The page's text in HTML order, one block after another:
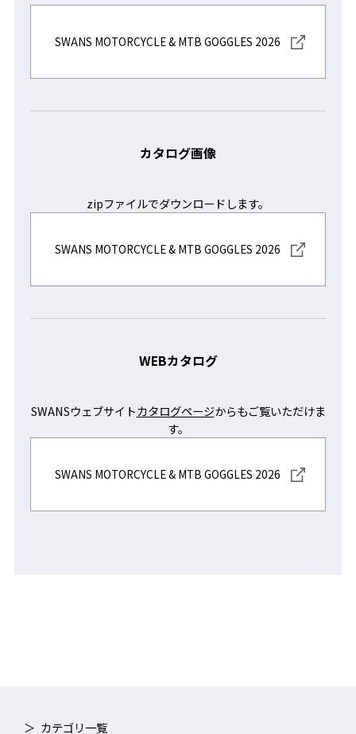
SWANS MOTORCYCLE & MTB GOGGLES 2026
カタログ画像
zipファイルでダウンロードします。
SWANS MOTORCYCLE & MTB GOGGLES 2026
WEBカタログ
SWANSウェブサイトカタログページからもご覧いただけま
す。
SWANS MOTORCYCLE & MTB GOGGLES 2026
カテゴリ一覧